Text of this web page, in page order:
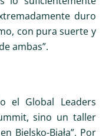
duro
con pura suerte y
ambas”.
el Global Leaders
sino un taller
Bielsko-Biała”. Por